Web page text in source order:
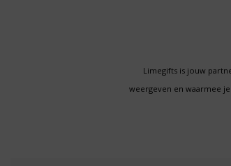
Limegifts is jouw
weergeven en waarmee